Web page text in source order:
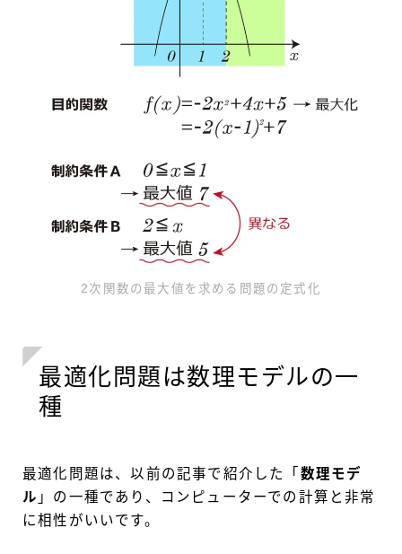
2次関数の最大値を求める問題の定式化
最適化問題は数理モデルの一
種
最適化問題は、以前の記事で紹介した「 数理モデ
ル 」の一種であり、コンピューターでの計算と非常
に相性がいいです。